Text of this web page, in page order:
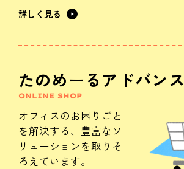
詳しく見る
たのめーるアドバンス
ONLINE SHOP
オフィスのお困りごと
を解決する、 豊富なソ
リューションを取りそ
ろえています。